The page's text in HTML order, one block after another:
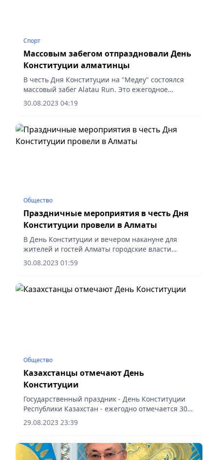
Спорт
Массовым забегом отпраздновали День
Конституции алматинцы
В честь Дня Конституции на "Медеу" состоялся
массовый забег Alatau Run. Это ежегодное
комплексное спортивное мероприятие, которое
включает в себя забег, скандинавскую ходьбу и
30.08.2023 04:19
Общество
Праздничные мероприятия в честь Дня
Конституции провели в Алматы
В День Конституции и вечером накануне для
жителей и гостей Алматы городские власти
подготовили обширную развлекательную
программу: в местах притяжения горожан
30.08.2023 01:59
Общество
Казахстанцы отмечают День
Конституции
Государственный праздник - День Конституции
Республики Казахстан - ежегодно отмечается 30
августа. Этот день выбран не случайно. 30
августа 1995 года на всенародном референдуме
29.08.2023 23:39